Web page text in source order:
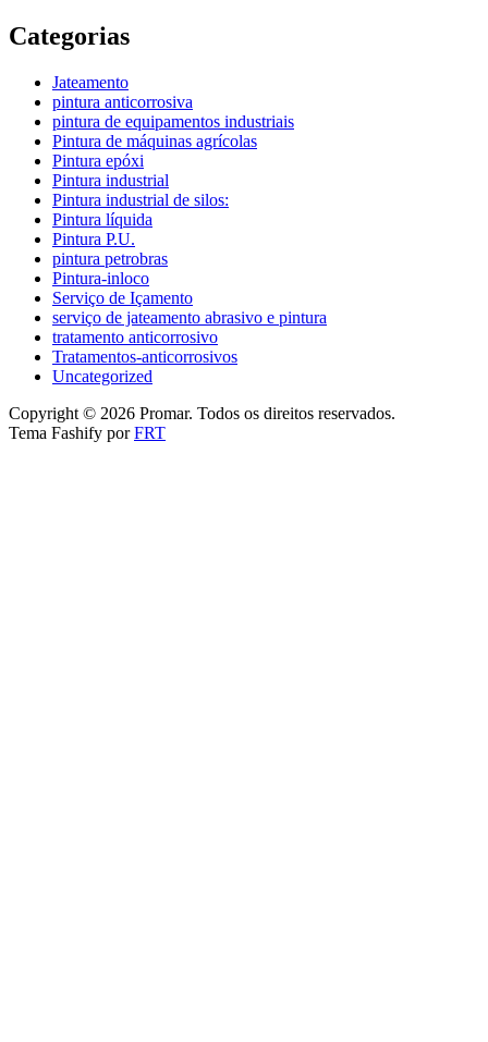
Categorias
Jateamento
pintura anticorrosiva
pintura de equipamentos industriais
Pintura de máquinas agrícolas
Pintura epóxi
Pintura industrial
Pintura industrial de silos:
Pintura líquida
Pintura P.U.
pintura petrobras
Pintura-inloco
Serviço de Içamento
serviço de jateamento abrasivo e pintura
tratamento anticorrosivo
Tratamentos-anticorrosivos
Uncategorized
Copyright © 2026 Promar. Todos os direitos reservados.
Tema Fashify porFRT